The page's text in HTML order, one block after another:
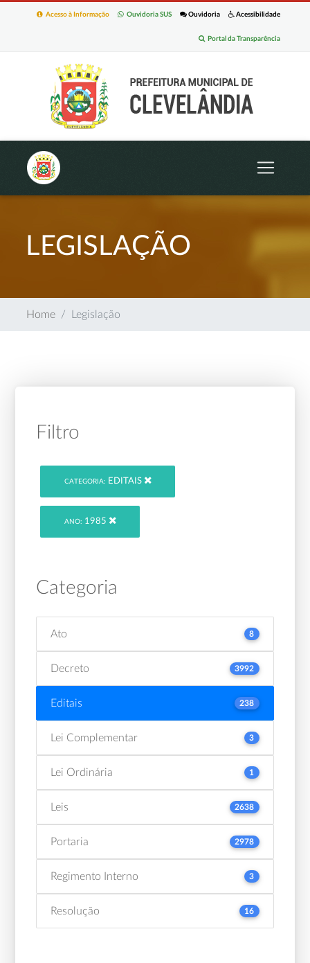
Acessibilidade
Ouvidoria
Ouvidoria SUS
Acesso à Informação
Portal da Transparência
LEGISLAÇÃO
Home Legislação
Filtro
CATEGORIA: EDITAIS
ANO: 1985
Categoria
Ato 8
Decreto 3992
Editais 238
Lei Complementar 3
Lei Ordinária 1
Leis 2638
Portaria 2978
Regimento Interno 3
Resolução 16